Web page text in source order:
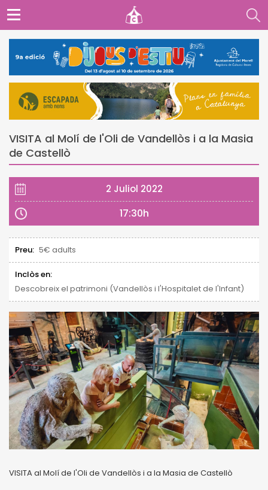
VISITA al Molí de l'Oli de Vandellòs i a la Masia
de Castellò
2 Juliol 2022
17:30h
Preu: 5€ adults
Inclòs en:
Descobreix el patrimoni (Vandellòs i l'Hospitalet de l'Infant)
VISITA al Molí de l'Oli de Vandellòs i a la Masia de Castellò